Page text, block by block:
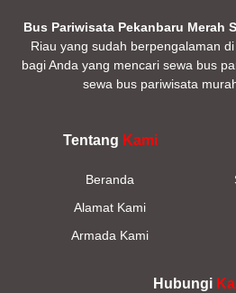
Bus Pariwisata Pekanbaru Merah
Riau yang sudah berpengalaman
bagi Anda yang mencari sewa bus
sewa bus pariwisata
Tentang Kami
Beranda
Alamat Kami
Armada Kami
Hubungi